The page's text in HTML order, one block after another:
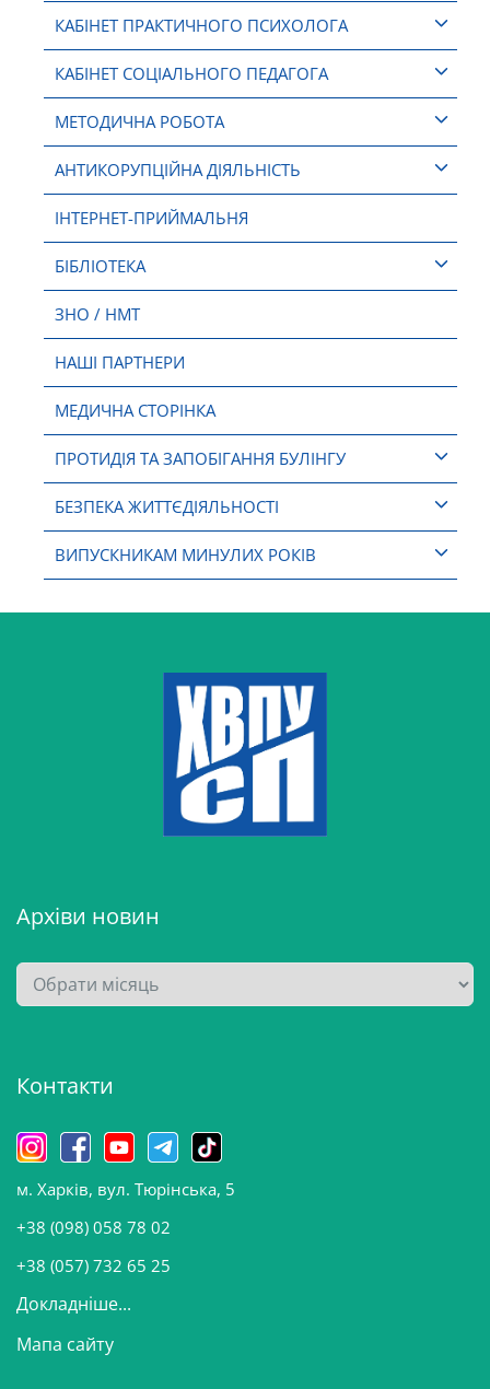
КАБІНЕТ ПРАКТИЧНОГО ПСИХОЛОГА
КАБІНЕТ СОЦІАЛЬНОГО ПЕДАГОГА
МЕТОДИЧНА РОБОТА
АНТИКОРУПЦІЙНА ДІЯЛЬНІСТЬ
ІНТЕРНЕТ-ПРИЙМАЛЬНЯ
БІБЛІОТЕКА
ЗНО / НМТ
НАШІ ПАРТНЕРИ
МЕДИЧНА СТОРІНКА
ПРОТИДІЯ ТА ЗАПОБІГАННЯ БУЛІНГУ
БЕЗПЕКА ЖИТТЄДІЯЛЬНОСТІ
ВИПУСКНИКАМ МИНУЛИХ РОКІВ
Архіви новин
А
р
в
н
о
в
и
Контакти
м. Харків, вул. Тюрінська, 5
+38 (098) 058 78 02
+38 (057) 732 65 25
Докладніше...
Мапа сайту